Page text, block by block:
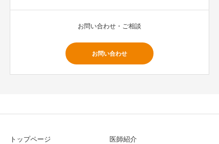
お問い合わせ・ご相談
お問い合わせ
トップページ 医師紹介